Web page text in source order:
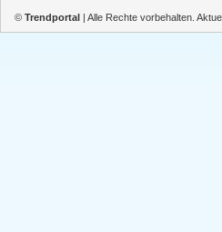
© Trendportal | Alle Rechte vorbehalten.